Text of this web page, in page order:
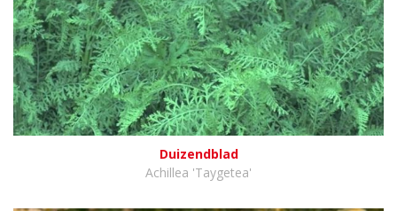
Duizendblad
Achillea 'Taygetea'